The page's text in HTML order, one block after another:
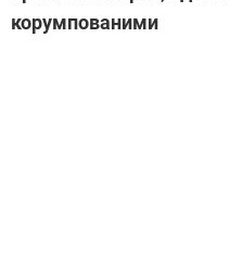
корумпованими